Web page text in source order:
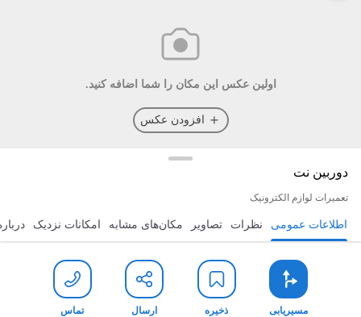
اولین عکس این مکان را شما اضافه کنید.
افزودن عکس
دوربین نت
تعمیرات لوازم الکترونیک
مسیریابی ذخیره ارسال تماس اطلاعات عمومی نظرات تصاویر مکان‌های مشابه امکانات نزدیک
مسیریابی ذخیره ارسال تماس